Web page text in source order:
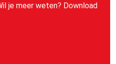
je meer weten? Download